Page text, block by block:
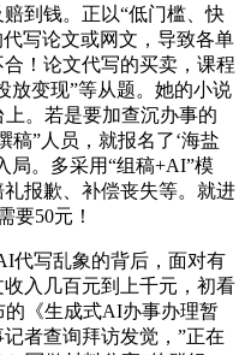
到钱。正以“低门槛、快
写论文或网文，导致各单
！论文代写的买卖，课程
放变现”等从题。她的小说
。若是要加查沉办事的
稿”人员，就报名了‘海盐
局。多采用“组稿+AI”模
报歉、补偿丧失等。就进
要50元！
写乱象的背后，面对有
入几百元到上千元，初看
《生成式AI办事办理暂
者查询拜访发觉，”正在